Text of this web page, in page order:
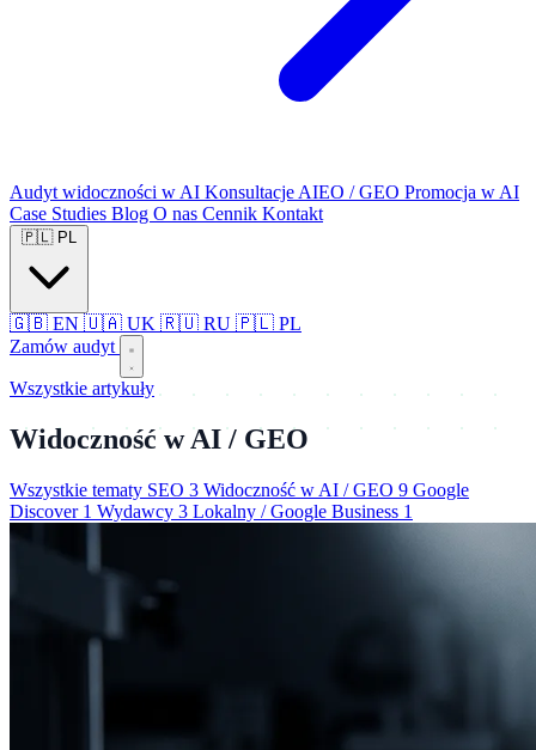
Audyt widoczności w AI Konsultacje AIEO / GEO Promocja w AI
Case Studies Blog O nas Cennik Kontakt
🇵🇱 PL
🇬🇧 EN 🇺🇦 UK 🇷🇺 RU 🇵🇱 PL
Zamów audyt
Wszystkie artykuły
Widoczność w AI / GEO
Wszystkie tematy SEO 3 Widoczność w AI / GEO 9 Google
Discover 1 Wydawcy 3 Lokalny / Google Business 1